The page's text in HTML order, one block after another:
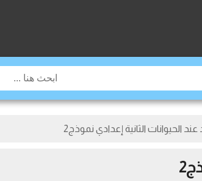
عند الحيوانات الثانية إعدادي نموذج2